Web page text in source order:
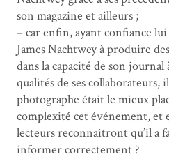
son magazine et ailleurs ;
– car enfin, ayant confiance lui
James Nachtwey à produire
dans la capacité de son
qualités de ses collaborateurs,
photographe était le mieux
complexité cet événement, et
lecteurs reconnaîtront qu’il a
informer correctement ?